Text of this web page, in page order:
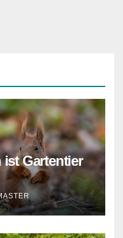
Gartentier